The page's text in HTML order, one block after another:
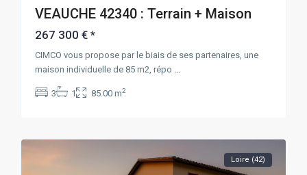
VEAUCHE 42340 : Terrain + Maison
267 300 €*
CIMCO vous propose par le biais de ses partenaires, une
maison individuelle de 85 m2, répo
3 1 85.00 m2
Loire (42)